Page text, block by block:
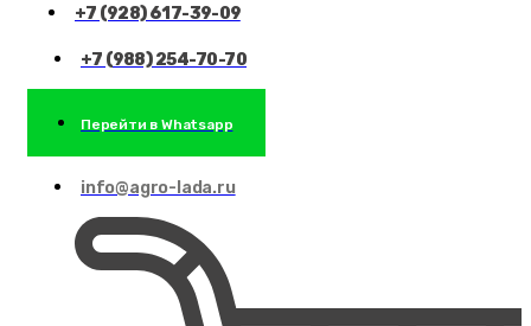
+7 (928) 617-39-09
+7 (988) 254-70-70
Перейти в Whatsapp
info@agro-lada.ru